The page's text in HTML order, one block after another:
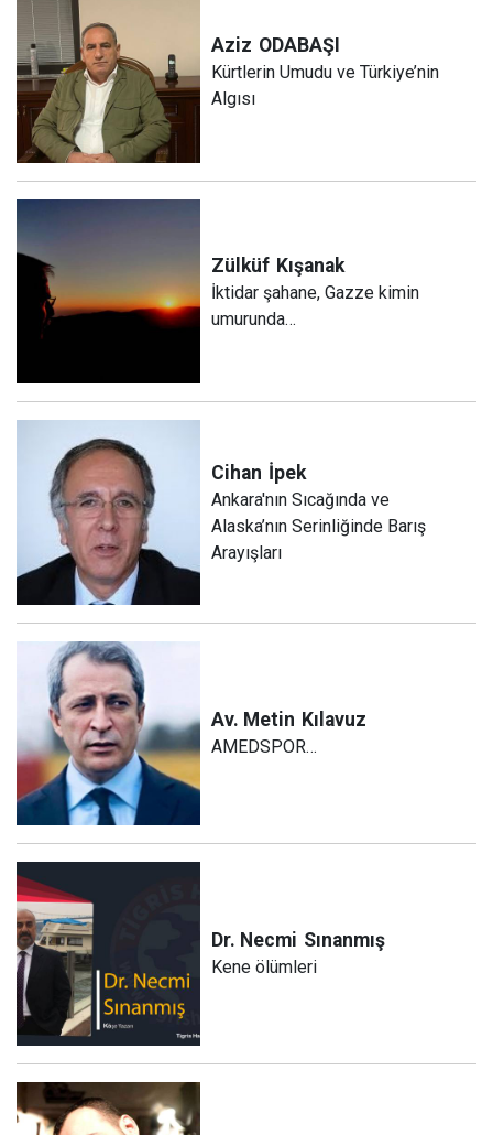
Aziz ODABAŞI
Kürtlerin Umudu ve Türkiye’nin
Algısı
Zülküf Kışanak
İktidar şahane, Gazze kimin
umurunda…
Cihan İpek
Ankara'nın Sıcağında ve
Alaska’nın Serinliğinde Barış
Arayışları
Av. Metin Kılavuz
AMEDSPOR…
Dr. Necmi Sınanmış
Kene ölümleri